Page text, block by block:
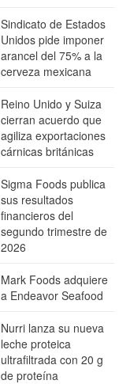
Sindicato de Estados
Unidos pide imponer
arancel del 75% a la
cerveza mexicana
Reino Unido y Suiza
cierran acuerdo que
agiliza exportaciones
cárnicas británicas
Sigma Foods publica
sus resultados
financieros del
segundo trimestre de
2026
Mark Foods adquiere
a Endeavor Seafood
Nurri lanza su nueva
leche proteica
ultrafiltrada con 20 g
de proteína